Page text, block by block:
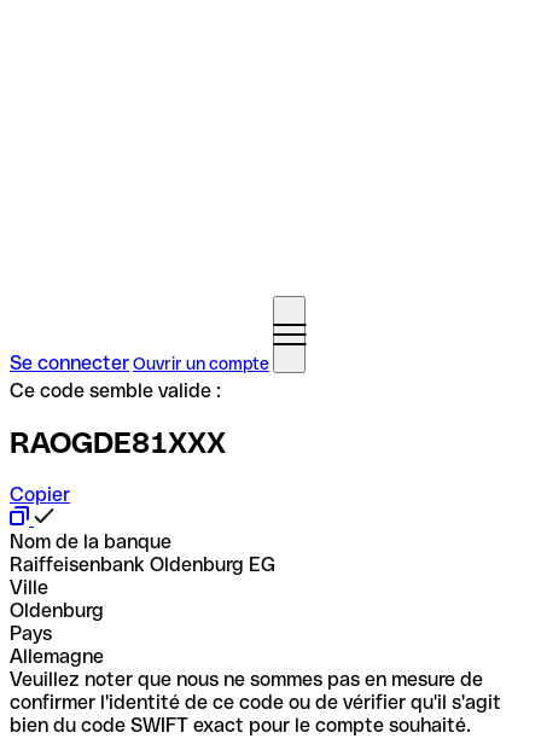
Se connecterOuvrir un compte
Ce code semble valide :
RAOGDE81XXX
Copier
Nom de la banque
Raiffeisenbank Oldenburg EG
Ville
Oldenburg
Pays
Allemagne
Veuillez noter que nous ne sommes pas en mesure de
confirmer l'identité de ce code ou de vérifier qu'il s'agit
bien du code SWIFT exact pour le compte souhaité.